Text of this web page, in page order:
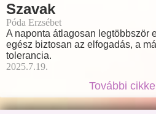
Szavak
Póda Erzsébet
A naponta átlagosan legtöbbször
egész biztosan az elfogadás, a
tolerancia.
2025.7.19.
További